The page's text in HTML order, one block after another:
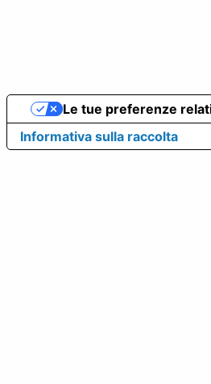
Informativa sulla raccolta
Le tue preferenze